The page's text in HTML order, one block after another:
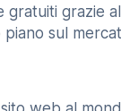
gratuiti grazie
piano sul